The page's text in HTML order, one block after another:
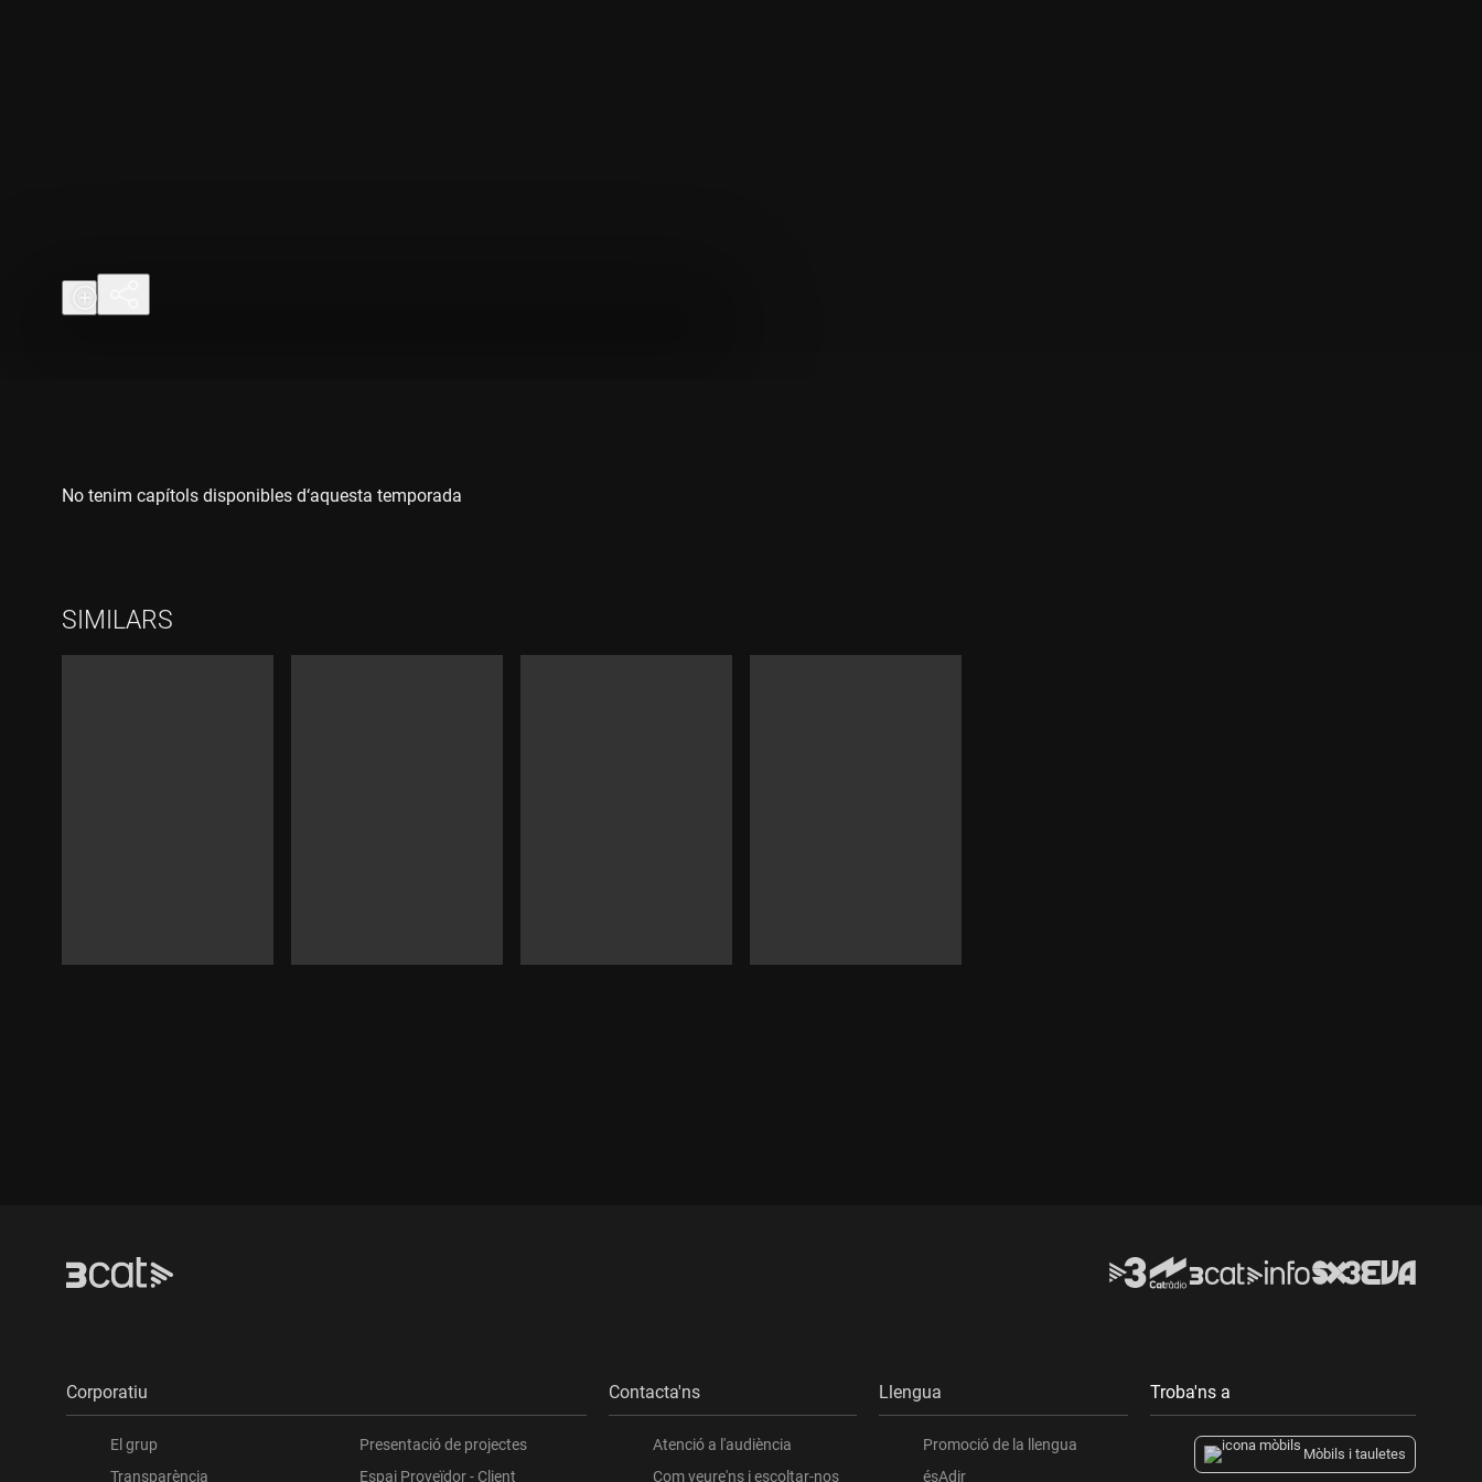
No tenim capítols disponibles d‘aquesta temporada
SIMILARS
Corporatiu
El grup
Transparència
Presentació de projectes
Espai Proveïdor - Client
Contacta'ns
Atenció a l'audiència
Com veure'ns i escoltar-nos
Llengua
Promoció de la llengua
ésAdir
Troba'ns a
Mòbils i tauletes